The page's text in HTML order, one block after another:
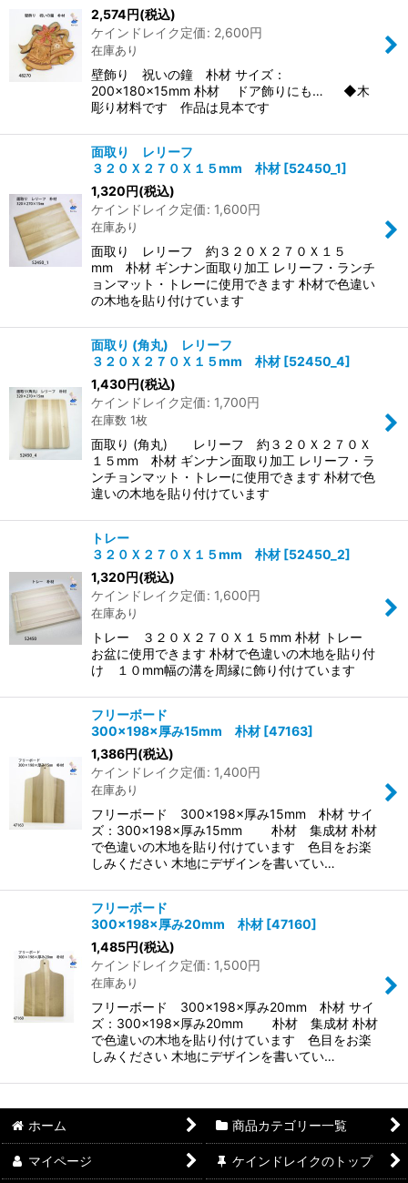
2,574円(税込)
ケインドレイク定価: 2,600円
在庫あり
壁飾り 祝いの鐘 朴材 サイズ：
200×180×15mm 朴材 ドア飾りにも… ◆木
彫り材料です 作品は見本です
面取り レリーフ
３２０Ｘ２７０Ｘ１５mm 朴材 [52450_1]
1,320円(税込)
ケインドレイク定価: 1,600円
在庫あり
面取り レリーフ 約３２０Ｘ２７０Ｘ１５
mm 朴材 ギンナン面取り加工 レリーフ・ランチ
ョンマット・トレーに使用できます 朴材で色違い
の木地を貼り付けています
面取り (角丸) レリーフ
３２０Ｘ２７０Ｘ１５mm 朴材 [52450_4]
1,430円(税込)
ケインドレイク定価: 1,700円
在庫数 1枚
面取り (角丸) レリーフ 約３２０Ｘ２７０Ｘ
１５mm 朴材 ギンナン面取り加工 レリーフ・ラ
ンチョンマット・トレーに使用できます 朴材で色
違いの木地を貼り付けています
トレー
３２０Ｘ２７０Ｘ１５mm 朴材 [52450_2]
1,320円(税込)
ケインドレイク定価: 1,600円
在庫あり
トレー ３２０Ｘ２７０Ｘ１５mm 朴材 トレー
お盆に使用できます 朴材で色違いの木地を貼り付
け １０mm幅の溝を周縁に飾り付けています
フリーボード
300×198×厚み15mm 朴材 [47163]
1,386円(税込)
ケインドレイク定価: 1,400円
在庫あり
フリーボード 300×198×厚み15mm 朴材 サイ
ズ：300×198×厚み15mm 朴材 集成材 朴材
で色違いの木地を貼り付けています 色目をお楽
しみください 木地にデザインを書いてい…
フリーボード
300×198×厚み20mm 朴材 [47160]
1,485円(税込)
ケインドレイク定価: 1,500円
在庫あり
フリーボード 300×198×厚み20mm 朴材 サイ
ズ：300×198×厚み20mm 朴材 集成材 朴材
で色違いの木地を貼り付けています 色目をお楽
しみください 木地にデザインを書いてい…
ホーム 商品カテゴリー一覧
マイページ ケインドレイクのトップ